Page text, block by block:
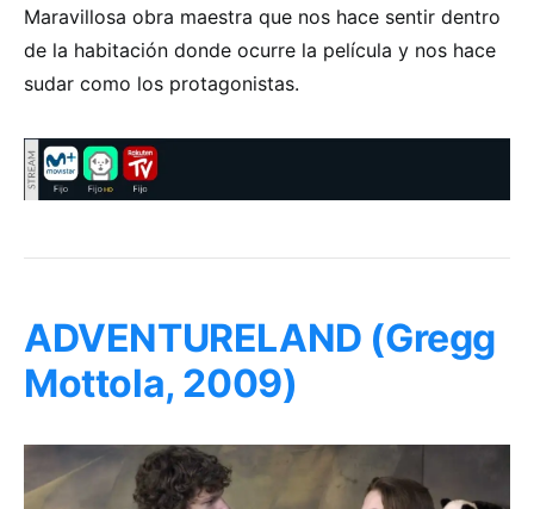
Maravillosa obra maestra que nos hace sentir dentro
de la habitación donde ocurre la película y nos hace
sudar como los protagonistas.
ADVENTURELAND (Gregg
Mottola, 2009)